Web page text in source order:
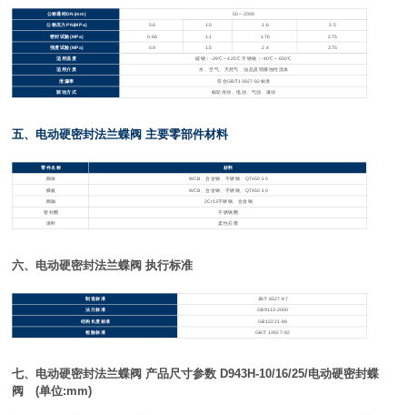
公称通经DN(mm) 50～2000
公称压力PN(MPa)
0.6 1.0 1.6
2.5
密封试验(MPa)
0.66 1.1 1.76
2.75
强度试验(MPa)
0.9 1.5 2.4
3.75
适用温度
碳钢：-29℃～425℃ 不锈钢：-40℃～650℃
适用介质
水、空气、天然气、油品及弱腐蚀性流体
泄漏率
符合GB/T13927-92标准
驱动方式 蜗轮传动、电动、气动、液动
五、电动硬密封法兰蝶阀 主要零部件材料
零件名称
材料
阀体
WCB
、合金钢、不锈钢、QT450-10
蝶板
WCB
、合金钢、不锈钢、QT450-10
阀轴
2Cr13不锈钢、合金钢
密封圈
不锈钢圈
填料
柔性石墨
六、电动硬密封法兰蝶阀 执行标准
制造标准
JB/T 8527-97
法兰标准
GB9113-2000
结构长度标准
GB12221-89
检验标准
GB/T 13927-92
七、电动硬密封法兰蝶阀 产品尺寸参数 D943H-10/16/25/电动硬密封蝶
阀 (单位:mm)